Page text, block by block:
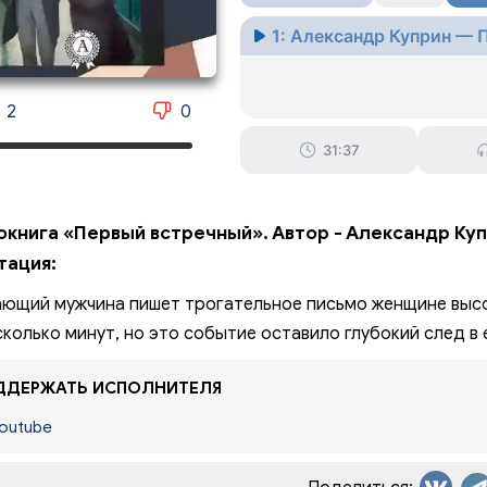
2 0
1: Александр Куприн —
31:37
«Первый встречный». Автор - Александр
мужчина пишет трогательное письмо женщине
минут, но это событие оставило глубокий след
ИСПОЛНИТЕЛЯ